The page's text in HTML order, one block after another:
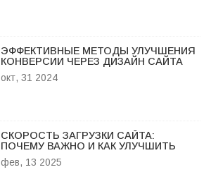
ЭФФЕКТИВНЫЕ МЕТОДЫ УЛУЧШЕНИЯ
КОНВЕРСИИ ЧЕРЕЗ ДИЗАЙН САЙТА
окт, 31 2024
СКОРОСТЬ ЗАГРУЗКИ САЙТА:
ПОЧЕМУ ВАЖНО И КАК УЛУЧШИТЬ
фев, 13 2025